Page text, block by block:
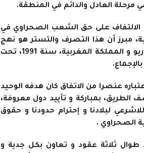
مرحلة العادل والدائم في المنطقة.
الالتفاف على حق الشعب الصحراوي في
مبرز أن هذا التصرف والتستر هو نهج
بعيدة كل البعد عن نص و روح الاتفاق المبرم بين طرفي النزاع، جبهة البوليساريو و المملكة المغربية، سنة 1991، تحت
السالك في تصريحه الى ان دخول وقف اطلاق النار حيز التنفيذ 1991، باعتباره عنصرا من الاتفاق كان هدفه الوحيد
بمباركة و تأييد دول معروفة،
لبلادنا و إحترام حدودنا و حقوق
الصحراوي .
ثلاثة عقود و تعاون بكل جدية و